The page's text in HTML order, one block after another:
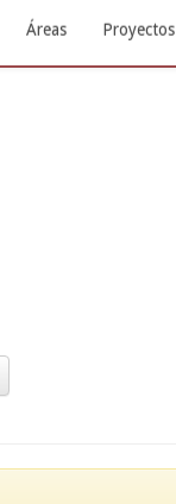
Áreas Proyectos